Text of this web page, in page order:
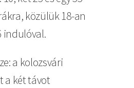
közülük 18-an
indulóval.
a kolozsvári
a két távot